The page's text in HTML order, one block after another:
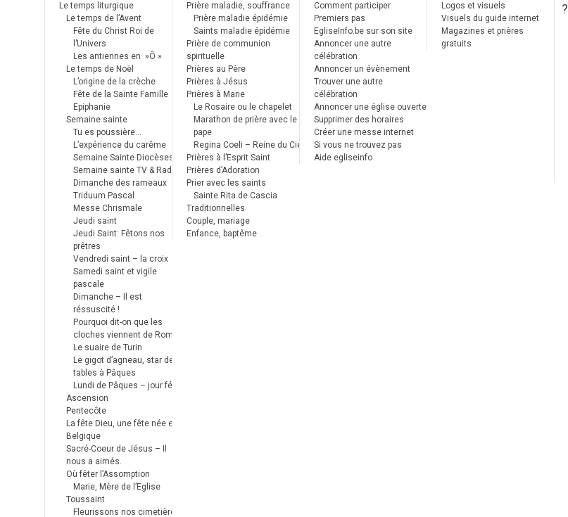
Le temps liturgique
Le temps de l’Avent
Fête du Christ Roi de
l’Univers
Les antiennes en »Ô »
Le temps de Noël
L’origine de la crèche
Fête de la Sainte Famille
Epiphanie
Semaine sainte
Tu es poussière…
L’expérience du carême
Semaine Sainte Diocèses
Semaine sainte TV & Radio
Dimanche des rameaux
Triduum Pascal
Messe Chrismale
Jeudi saint
Jeudi Saint: Fêtons nos
prêtres
Vendredi saint – la croix
Samedi saint et vigile
pascale
Dimanche – Il est
réssuscité !
Pourquoi dit-on que les
cloches viennent de Rome ?
Le suaire de Turin
Le gigot d’agneau, star des
tables à Pâques
Lundi de Pâques – jour férié
Ascension
Pentecôte
La fête Dieu, une fête née en
Belgique
Sacré-Coeur de Jésus – Il
nous a aimés.
Où fêter l’Assomption
Marie, Mère de l’Eglise
Toussaint
Fleurissons nos cimetières
Prière maladie, souffrance
Prière maladie épidémie
Saints maladie épidémie
Prière de communion
spirituelle
Prières au Père
Prières à Jésus
Prières à Marie
Le Rosaire ou le chapelet
Marathon de prière avec le
pape
Regina Coeli – Reine du Ciel
Prières à l’Esprit Saint
Prières d’Adoration
Prier avec les saints
Sainte Rita de Cascia
Traditionnelles
Couple, mariage
Enfance, baptême
Comment participer
Premiers pas
EgliseInfo.be sur son site
Annoncer une autre
célébration
Annoncer un évènement
Trouver une autre
célébration
Annoncer une église ouverte
Supprimer des horaires
Créer une messe internet
Si vous ne trouvez pas
Aide egliseinfo
Logos et visuels
Visuels du guide internet
Magazines et prières
gratuits
?